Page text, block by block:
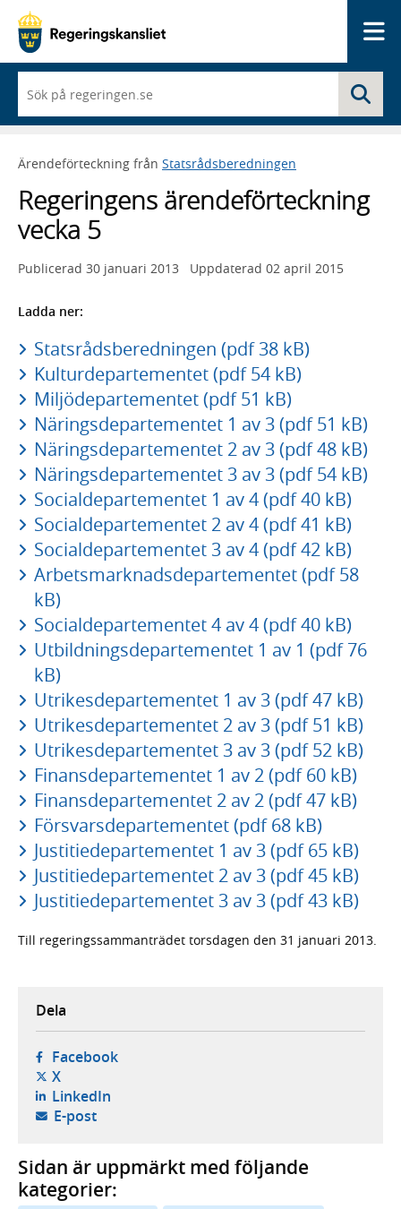
du
börjar
skriva
framträder
lista
med
sökförslag
Ärendeförteckning från Statsrådsberedningen
Regeringens ärendeförteckning
vecka 5
Publicerad 30 januari 2013 Uppdaterad 02 april 2015
Ladda ner:
Statsrådsberedningen (pdf 38 kB)
Kulturdepartementet (pdf 54 kB)
Miljödepartementet (pdf 51 kB)
Näringsdepartementet 1 av 3 (pdf 51 kB)
Näringsdepartementet 2 av 3 (pdf 48 kB)
Näringsdepartementet 3 av 3 (pdf 54 kB)
Socialdepartementet 1 av 4 (pdf 40 kB)
Socialdepartementet 2 av 4 (pdf 41 kB)
Socialdepartementet 3 av 4 (pdf 42 kB)
Arbetsmarknadsdepartementet (pdf 58
kB)
Socialdepartementet 4 av 4 (pdf 40 kB)
Utbildningsdepartementet 1 av 1 (pdf 76
kB)
Utrikesdepartementet 1 av 3 (pdf 47 kB)
Utrikesdepartementet 2 av 3 (pdf 51 kB)
Utrikesdepartementet 3 av 3 (pdf 52 kB)
Finansdepartementet 1 av 2 (pdf 60 kB)
Finansdepartementet 2 av 2 (pdf 47 kB)
Försvarsdepartementet (pdf 68 kB)
Justitiedepartementet 1 av 3 (pdf 65 kB)
Justitiedepartementet 2 av 3 (pdf 45 kB)
Justitiedepartementet 3 av 3 (pdf 43 kB)
Till regeringssammanträdet torsdagen den 31 januari 2013.
Dela
Facebook- öppnas i ny flik, extern webbplats,
X- öppnas i ny flik, extern webbplats,
LinkedIn- öppnas i ny flik, extern webbplats,
E-post- öppnar din e-postklient,
Sidan är uppmärkt med följande
kategorier: